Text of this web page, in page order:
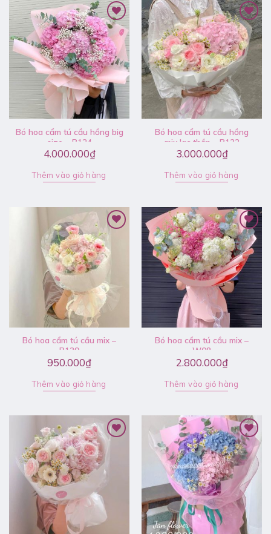
Bó hoa cẩm tú cầu hồng big
size – B124
4.000.000₫
Thêm vào giỏ hàng
Bó hoa cẩm tú cầu hồng
mix lạc thần – B132
3.000.000₫
Thêm vào giỏ hàng
Bó hoa cẩm tú cầu mix –
B139
950.000₫
Thêm vào giỏ hàng
Bó hoa cẩm tú cầu mix –
W08
2.800.000₫
Thêm vào giỏ hàng